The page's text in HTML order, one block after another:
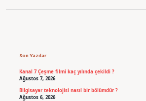
Son Yazılar
Kanal 7 Çeşme filmi kaç yılında çekildi ?
Ağustos 7, 2026
Bilgisayar teknolojisi nasıl bir bölümdür ?
Ağustos 6, 2026